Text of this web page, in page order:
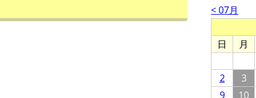
< 07月
日
月
2
3
9
10